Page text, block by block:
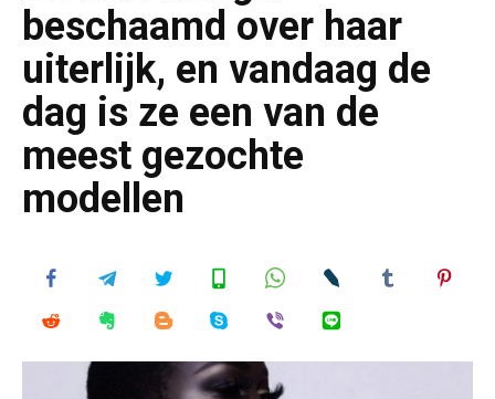
beschaamd over haar
uiterlijk, en vandaag de
dag is ze een van de
meest gezochte
modellen